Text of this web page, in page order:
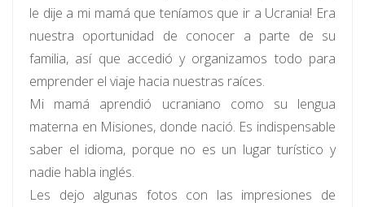
le dije a mi mamá que teníamos que ir a Ucrania! Era
nuestra oportunidad de conocer a parte de su
familia, así que accedió y organizamos todo para
emprender el viaje hacia nuestras raíces.
Mi mamá aprendió ucraniano como su lengua
materna en Misiones, donde nació. Es indispensable
saber el idioma, porque no es un lugar turístico y
nadie habla inglés.
Les dejo algunas fotos con las impresiones de